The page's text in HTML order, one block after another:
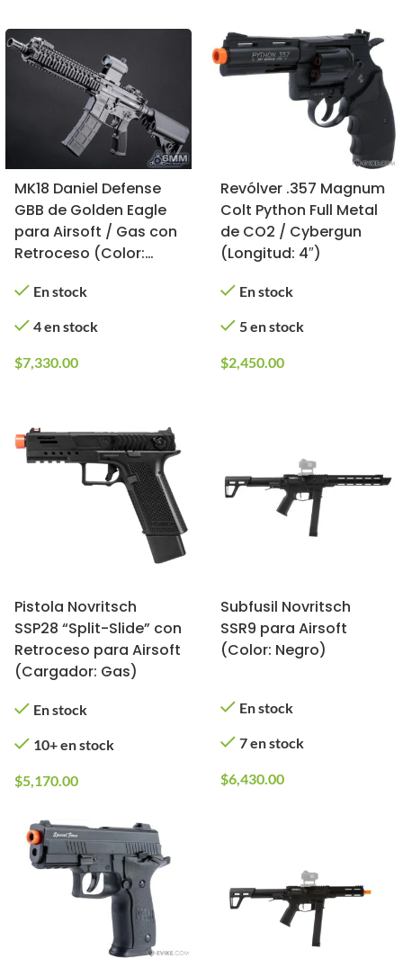
MK18 Daniel Defense
GBB de Golden Eagle
para Airsoft / Gas con
Retroceso (Color:
En stock
4 en stock
$7,330.00
Revólver .357 Magnum
Colt Python Full Metal
de CO2 / Cybergun
(Longitud: 4″)
En stock
5 en stock
$2,450.00
Pistola Novritsch
SSP28 “Split-Slide” con
Retroceso para Airsoft
(Cargador: Gas)
En stock
10+ en stock
$5,170.00
Subfusil Novritsch
SSR9 para Airsoft
(Color: Negro)
En stock
7 en stock
$6,430.00